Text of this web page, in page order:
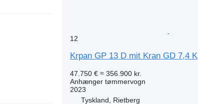
12
Krpan GP 13 D mit Kran GD 7,4 K
47.750 € ≈ 356.900 kr.
Anhænger tømmervogn
2023
Tyskland, Rietberg